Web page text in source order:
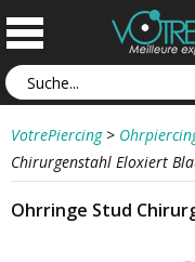
VotrePiercing >
Chirurgenstahl Eloxiert
Ohrringe Stud